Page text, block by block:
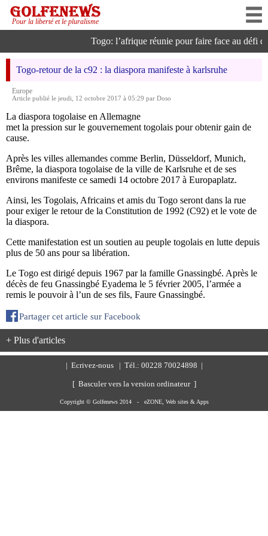
Pour la liberté et le pluralisme
Togo: l’afrique réunie pour faire face au défi
Togo-retour de la c92 : la diaspora manifeste à karlsruhe
Europe
Article publié le jeudi, 12 octobre 2017 à 05:29 par Doso
La diaspora togolaise en Allemagne
met la pression sur le gouvernement togolais pour obtenir gain de
cause.
Après les villes allemandes comme Berlin, Düsseldorf, Munich,
Brême, la diaspora togolaise de la ville de Karlsruhe et de ses
environs manifeste ce samedi 14 octobre 2017 à Europaplatz.
Ainsi, les Togolais, Africains et amis du Togo seront dans la rue
pour exiger le retour de la Constitution de 1992 (C92) et le vote de
la diaspora.
Cette manifestation est un soutien au peuple togolais en lutte depuis
plus de 50 ans pour sa libération.
Le Togo est dirigé depuis 1967 par la famille Gnassingbé. Après le
décès de feu Gnassingbé Eyadema le 5 février 2005, l’armée a
remis le pouvoir à l’un de ses fils, Faure Gnassingbé.
Partager cet article sur Facebook
+ Plus d'articles
Ecrivez-nous | Tél.: 00228 70024898 |
[ Basculer vers la version ordinateur ]
Copyright © Golfenews 2014 - eZONE, Web sites & Apps